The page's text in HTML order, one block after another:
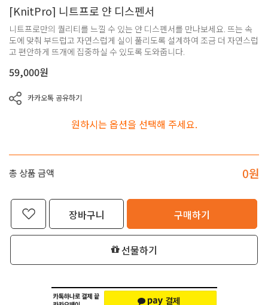
[KnitPro] 니트프로 얀 디스펜서
니트프로만의 퀄리티를 느낄 수 있는 얀 디스펜서를 만나보세요. 뜨는 속
도에 맞춰 부드럽고 자연스럽게 실이 풀리도록 설계하여 조금 더 자연스럽
고 편안하게 뜨개에 집중하실 수 있도록 도와줍니다.
59,000원
카카오톡 공유하기
원하시는 옵션을 선택해 주세요.
총 상품 금액 0원
장바구니 구매하기
선물하기